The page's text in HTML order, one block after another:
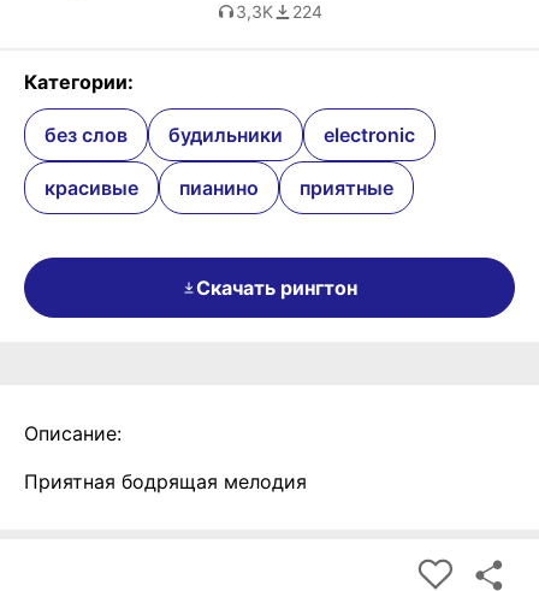
3,3K 224
Категории:
без слов будильники electronic
красивые пианино приятные
Скачать рингтон
Описание:
Приятная бодрящая мелодия